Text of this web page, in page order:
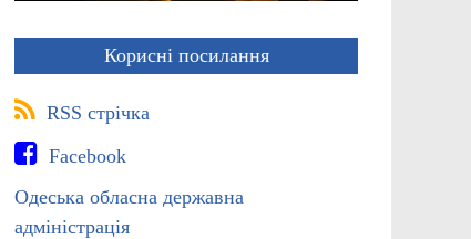
Корисні посилання
RSS стрічка
Facebook
Одеська обласна державна
адміністрація